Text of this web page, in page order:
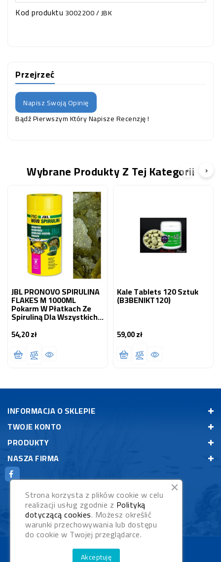
Kod produktu 3002200 / JBK
Przejrzeć
Napisz Swoją Opinię
Bądź Pierwszym Który Napisze Recenzję !
Wybrane Produkty Z Tej Kategorii
JBL PRONOVO SPIRULINA
FLAKES M 1000ML
Pokarm W Płatkach Ze
Spiruliną Dla Wszystkich
Ryb Akwariowych 8-20 Cm
54,20 złCena
Kale Tablets 120 Sztuk
(B3BENIKT120)
59,00 złCena
‹ ›
INFORMACJA O SKLEPIE
TWOJE KONTO
PRODUKTY
NASZA FIRMA
© 2026 - Rybypyszczaki.pl
Strona korzysta z plików cookie w celu
realizacji usług zgodnie z Polityką
dotyczącą cookies. Możesz określić
warunki przechowywania lub dostępu
do cookie w Twojej przeglądarce.
Akceptuję